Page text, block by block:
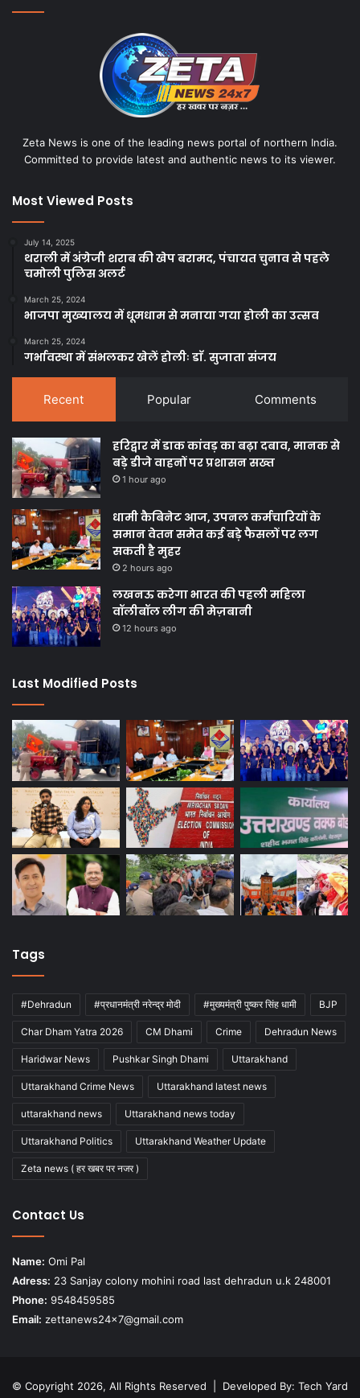
Zeta News is one of the leading news portal of northern India.
Committed to provide latest and authentic news to its viewer.
Most Viewed Posts
July 14, 2025
थराली में अंग्रेजी शराब की खेप बरामद, पंचायत चुनाव से पहले
चमोली पुलिस अलर्ट
March 25, 2024
भाजपा मुख्यालय में धूमधाम से मनाया गया होली का उत्सव
March 25, 2024
गर्भावस्था में संभलकर खेलें होलीः डाॅ. सुजाता संजय
Recent Popular Comments
हरिद्वार में डाक कांवड़ का बढ़ा दबाव, मानक से
बड़े डीजे वाहनों पर प्रशासन सख्त
1 hour ago
धामी कैबिनेट आज, उपनल कर्मचारियों के
समान वेतन समेत कई बड़े फैसलों पर लग
सकती है मुहर
2 hours ago
लखनऊ करेगा भारत की पहली महिला
वॉलीबॉल लीग की मेज़बानी
12 hours ago
Last Modified Posts
Tags
#Dehradun #प्रधानमंत्री नरेन्द्र मोदी #मुख्यमंत्री पुष्कर सिंह धामी BJP
Char Dham Yatra 2026 CM Dhami Crime Dehradun News
Haridwar News Pushkar Singh Dhami Uttarakhand
Uttarakhand Crime News Uttarakhand latest news
uttarakhand news Uttarakhand news today
Uttarakhand Politics Uttarakhand Weather Update
Zeta news ( हर खबर पर नजर )
Contact Us
Name: Omi Pal
Adress: 23 Sanjay colony mohini road last dehradun u.k 248001
Phone: 9548459585
Email: zettanews24x7@gmail.com
© Copyright 2026, All Rights Reserved | Developed By: Tech Yard